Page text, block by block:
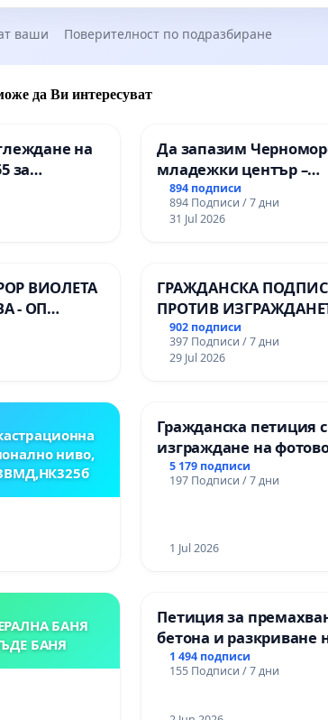
ваши Поверителност по подразбиране
да Ви интересуват
на
за
по
в
Да запазим
младежки център –
пространство за
Варна
894 подписи
894 Подписи / 7 дни
31 Jul 2026
ВИОЛЕТА
- ОП
ГРАЖДАНСКА
ПРОТИВ
ВЪЖЕНА ЛИНИЯ
ТЕРИТОРИЯТА НА
ЗАБЕЛЕЖИТЕЛНОСТ
902 подписи
397 Подписи / 7 дни
29 Jul 2026
ниво,
Гражданска петиция
изграждане на
парк в с.Прибой, общ.
5 179 подписи
197 Подписи / 7 дни
1 Jul 2026
БАНЯ
БАНЯ
Петиция за
бетона и разкриване
античното сърце на
Могиланската могила
1 494 подписи
155 Подписи / 7 дни